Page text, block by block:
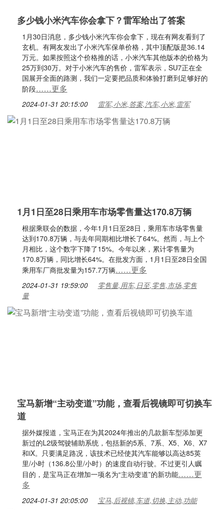
多少钱小米汽车你会拿下？雷军给出了答案
1月30日消息，多少钱小米汽车你会拿下，现在有网友看到了
玄机。有网友发出了小米汽车保单价格，其中顶配版是36.14
万元。如果按照这个价格推的话，小米汽车其他版本的价格为
25万到30万。对于小米汽车的售价，雷军表示，SU7正在全
国展开全面的路测，我们一定要把品质和体验打磨到足够好的
阶段……更多
2024-01-31 20:15:00 雷军,小米,答案,汽车,小米,雷军
1月1日至28日乘用车市场零售量达170.8万辆
根据乘联会的数据，今年1月1日至28日，乘用车市场零售量
达到170.8万辆，与去年同期相比增长了64%。然而，与上个
月相比，这个数字下降了15%。今年以来，累计零售量为
170.8万辆，同比增长64%。在批发方面，1月1日至28日全国
乘用车厂商批发量为157.7万辆……更多
2024-01-31 19:59:00
零售量,用车,日至,零售,市场,零售
量
宝马新增“主动变道”功能，查看后视镜即可切换车
道
据外媒报道，宝马正在为其2024年推出的几款新车型添加更
新过的L2级驾驶辅助系统，包括新的5系、7系、X5、X6、X7
和iX。只要满足路况，该技术已经使其汽车能够以高达85英
里/小时（136.8公里/小时）的速度自动行驶。不过更引人瞩
目的，是宝马正在增加一项名为“主动变道”的新功能……更
多
2024-01-31 20:05:00 宝马,后视镜,车道,切换,主动,功能